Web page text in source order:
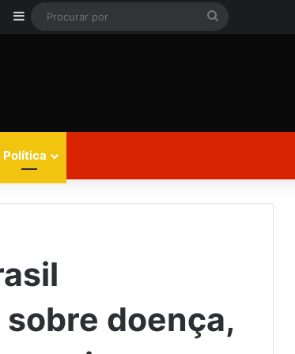
Barra Lateral
Política
doença,